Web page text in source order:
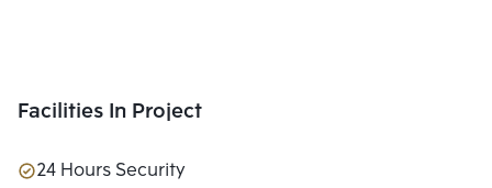
Facilities In Project
24 Hours Security